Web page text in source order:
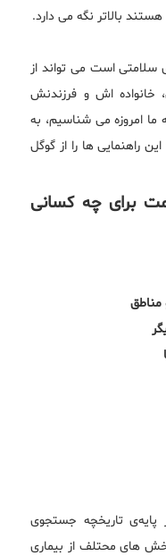
بالاتر نگه می دارد.
سلامتی است می تواند از
اش و فرزندنش
امروزه می شناسیم، به
راهنمایی ها را از گوگل
برای چه کسانی
مناطق
تاریخچه جستجوی
های محتلف از بیماری